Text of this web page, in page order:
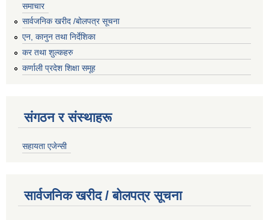
समाचार
सार्वजनिक खरीद /बोलपत्र सूचना
एन, कानुन तथा निर्देशिका
कर तथा शुल्कहरु
कर्णाली प्रदेश शिक्षा समूह
संगठन र संस्थाहरू
सहायता एजेन्सी
सार्वजनिक खरीद / बोलपत्र सूचना